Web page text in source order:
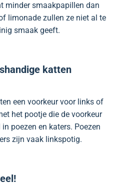
minder smaakpapillen dan
limonade zullen ze niet al te
smaak geeft.
katten
een voorkeur voor links of
het pootje die de voorkeur
poezen en katers. Poezen
zijn vaak linkspotig.